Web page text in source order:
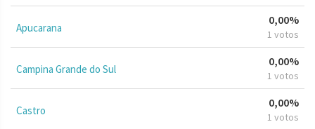
Apucarana
0,00%
1 votos
Campina Grande do Sul
0,00%
1 votos
Castro
0,00%
1 votos